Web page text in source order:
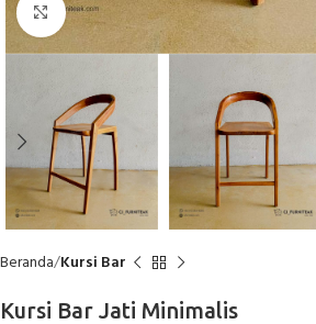
Click to enlarge
Beranda Kursi Bar
Kursi Bar Jati Minimalis